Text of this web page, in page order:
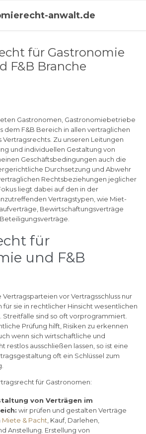
anwalt.de
für Gastronomie
F&B Branche
Gastronomen, Gastronomiebetriebe
dem F&B Bereich in allen vertraglichen
Zu unseren Leitungen
und individuellen Gestaltung von
Geschäftsbedingungen auch die
Durchsetzung und Abwehr
Rechtsbeziehungen jeglicher
liegt dabei auf den in der
Vertragstypen, wie Miet-
Bewirtschaftungsverträge
für
und F&B
Vertragsparteien vor Vertragsschluss nur
sie in rechtlicher Hinsicht wesentlichen
Streitfälle sind so oft vorprogrammiert.
Prüfung hilft, Risiken zu erkennen
wenn sich wirtschaftliche und
restlos ausschließen lassen, so ist eine
oft ein Schlüssel zum
für Gastronomen:
von Verträgen im
wir prüfen und gestalten Verträge
Miete & Pacht , Kauf, Darlehen,
Anstellung. Erstellung von